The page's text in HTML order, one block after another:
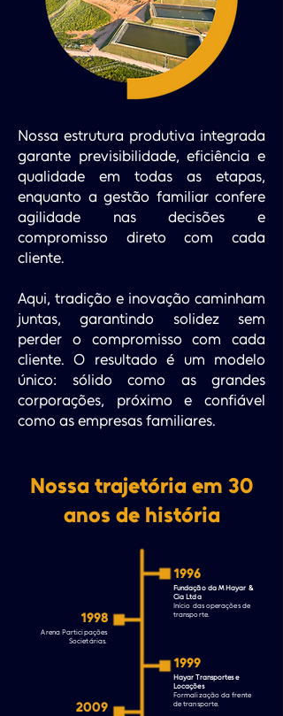
Nossa estrutura produtiva integrada
garante previsibilidade, eficiência e
qualidade em todas as etapas,
enquanto a gestão familiar confere
agilidade nas decisões e
compromisso direto com cada
cliente.
Aqui, tradição e inovação caminham
juntas, garantindo solidez sem
perder o compromisso com cada
cliente. O resultado é um modelo
único: sólido como as grandes
corporações, próximo e confiável
como as empresas familiares.
Nossa trajetória em 30
anos de história
1996
1998
Fundação da M Hayar &
Cia Ltda
Início das operações de
transporte.
Arena Participações
Societárias.
1999
2009
Hayar Transportes e
Locações
Formalização da frente
de transporte.